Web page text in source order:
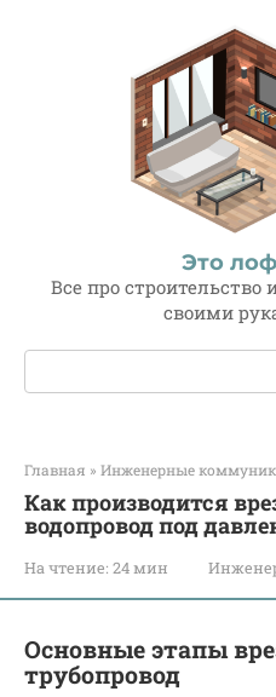
Это
Все про
своими
Поиск:
Главная » Инженерные
Как производится
водопровод под
На чтение: 24 мин
Основные этапы
трубопровод